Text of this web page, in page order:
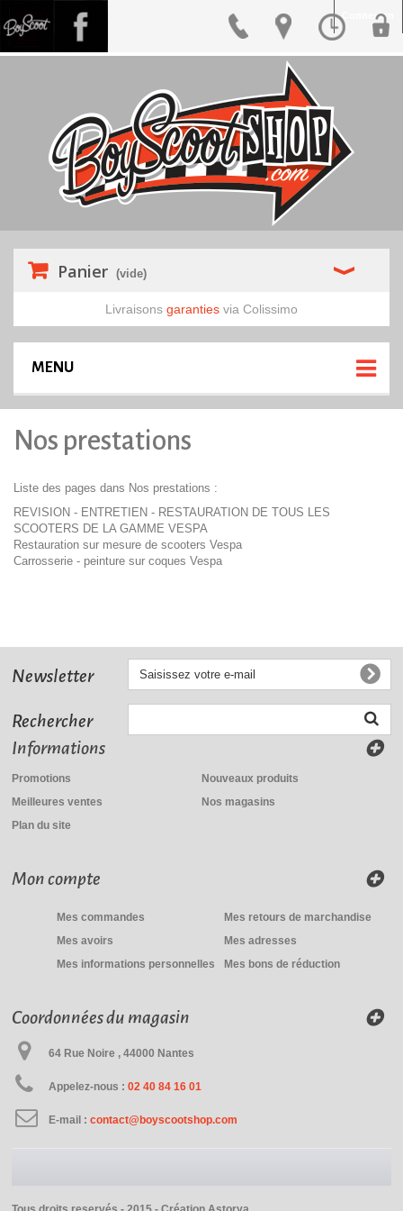
Connexion
Panier (vide)
Livraisons garanties via Colissimo
MENU
Nos prestations
Liste des pages dans Nos prestations :
REVISION - ENTRETIEN - RESTAURATION DE TOUS LES
SCOOTERS DE LA GAMME VESPA
Restauration sur mesure de scooters Vespa
Carrosserie - peinture sur coques Vespa
Newsletter
Rechercher
Informations
Promotions
Nouveaux produits
Meilleures ventes
Nos magasins
Plan du site
Mon compte
Mes commandes
Mes retours de marchandise
Mes avoirs
Mes adresses
Mes informations personnelles
Mes bons de réduction
Coordonnées du magasin
64 Rue Noire , 44000 Nantes
Appelez-nous :02 40 84 16 01
E-mail :contact@boyscootshop.com